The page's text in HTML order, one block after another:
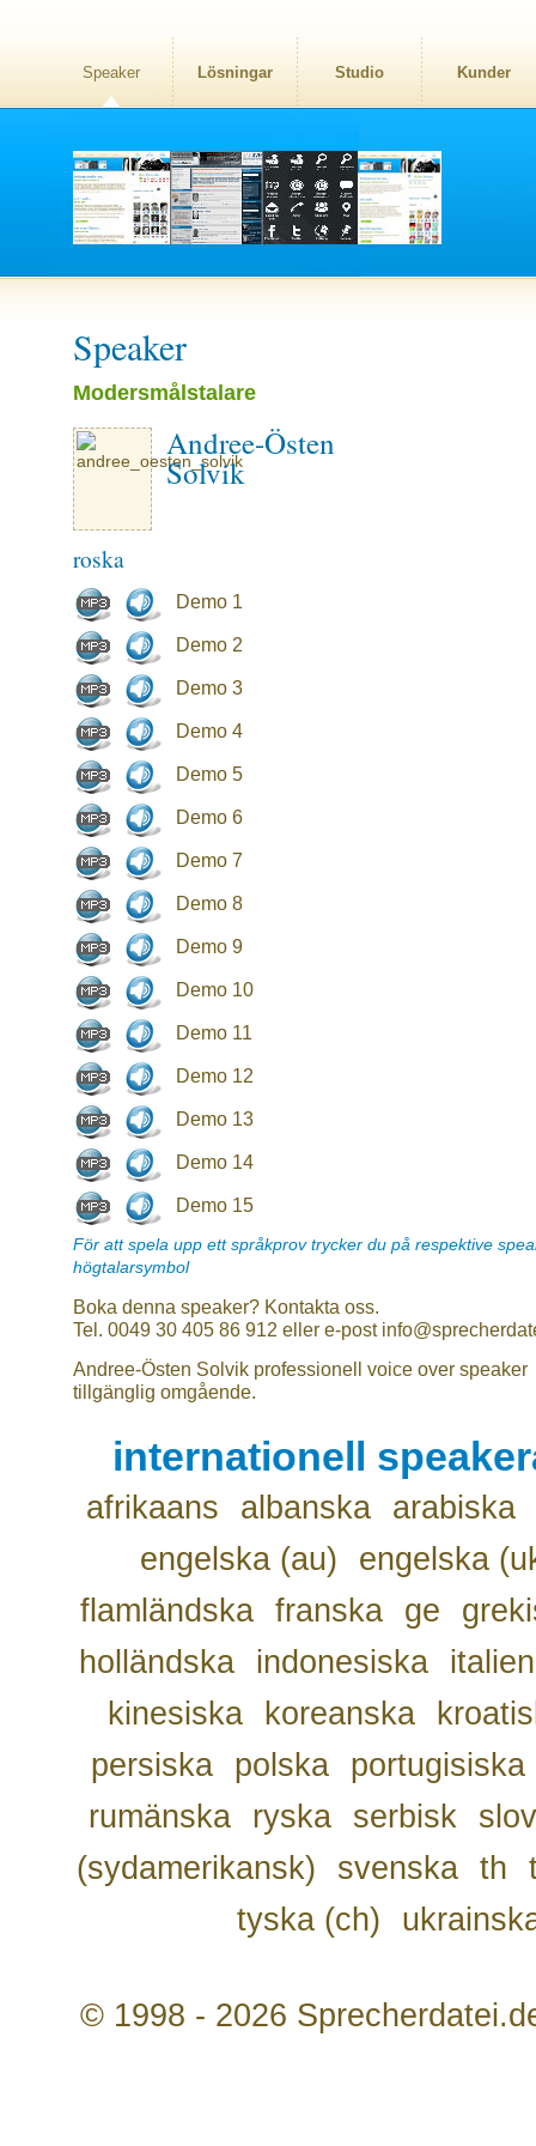
Speaker Lösningar Studio Kunder
Speaker
Modersmålstalare
Andree-Östen
Solvik
roska
Demo 1
Demo 2
Demo 3
Demo 4
Demo 5
Demo 6
Demo 7
Demo 8
Demo 9
Demo 10
Demo 11
Demo 12
Demo 13
Demo 14
Demo 15
För att spela upp ett språkprov trycker du på respektive
högtalarsymbol
Boka denna speaker? Kontakta oss.
Tel. 0049 30 405 86 912 eller e-post
Andree-Östen Solvik professionell voice over speaker
tillgänglig omgående.
internationell
afrikaans albanska
arabiska
engelska (au)
engelska
flamländska franska ge
holländska
indonesiska
kinesiska
koreanska
persiska
polska
portugisiska
rumänska
ryska serbisk
(sydamerikansk)
svenska th
tyska (ch)
© 1998 - 2026